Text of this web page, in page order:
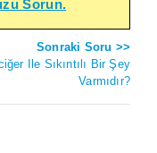
Sorun.
Sonraki Soru >>
Ile Sıkıntılı Bir Şey
Varmıdır?